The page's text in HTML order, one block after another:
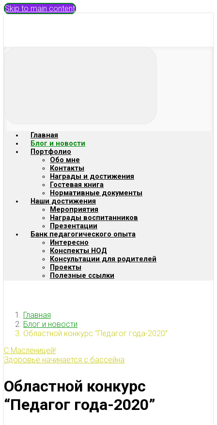
Skip to main content
Главная
Блог и новости
Портфолио
Обо мне
Контакты
Награды и достижения
Гостевая книга
Нормативные документы
Наши достижения
Мероприятия
Награды воспитанников
Презентации
Банк педагогического опыта
Интересно
Конспекты НОД
Консультации для родителей
Проекты
Полезные ссылки
Главная
Блог и новости
Областной конкурс “Педагог года-2020”
С Масленицей!
Здоровье начинается с бассейна
Областной конкурс
“Педагог года-2020”